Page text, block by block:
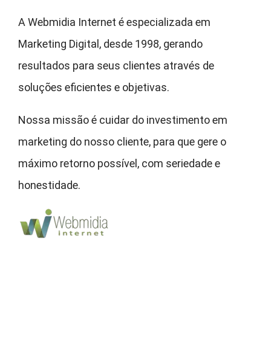
A Webmidia Internet é especializada em
Marketing Digital, desde 1998, gerando
resultados para seus clientes através de
soluções eficientes e objetivas.
Nossa missão é cuidar do investimento em
marketing do nosso cliente, para que gere o
máximo retorno possível, com seriedade e
honestidade.